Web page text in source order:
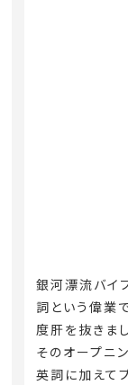
銀河漂流バイ
詞という偉業
度肝を抜きま
そのオープニ
英詞に加えて